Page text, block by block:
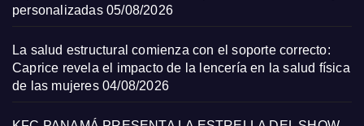
personalizadas 05/08/2026
La salud estructural comienza con el soporte correcto:
Caprice revela el impacto de la lencería en la salud física
de las mujeres 04/08/2026